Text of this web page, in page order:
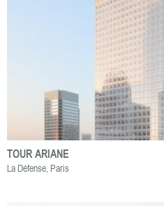
TOUR ARIANE
La Défense, Paris